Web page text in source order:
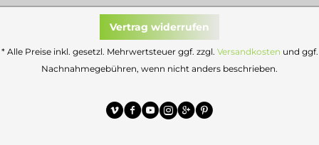
Vertrag widerrufen
* Alle Preise inkl. gesetzl. Mehrwertsteuer ggf. zzgl. Versandkosten und ggf.
Nachnahmegebühren, wenn nicht anders beschrieben.